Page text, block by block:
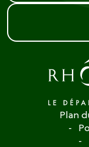
Plan